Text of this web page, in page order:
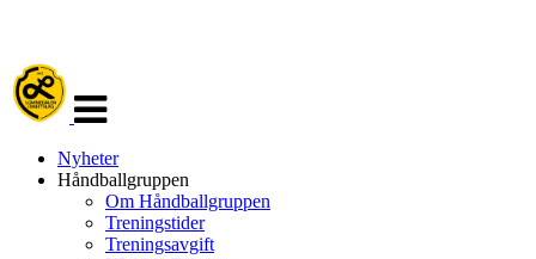
navigasjon
Nyheter
Håndballgruppen
Om Håndballgruppen
Treningstider
Treningsavgift